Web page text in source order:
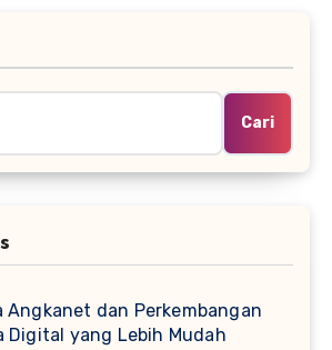
Cari
Angkanet dan Perkembangan
Digital yang Lebih Mudah